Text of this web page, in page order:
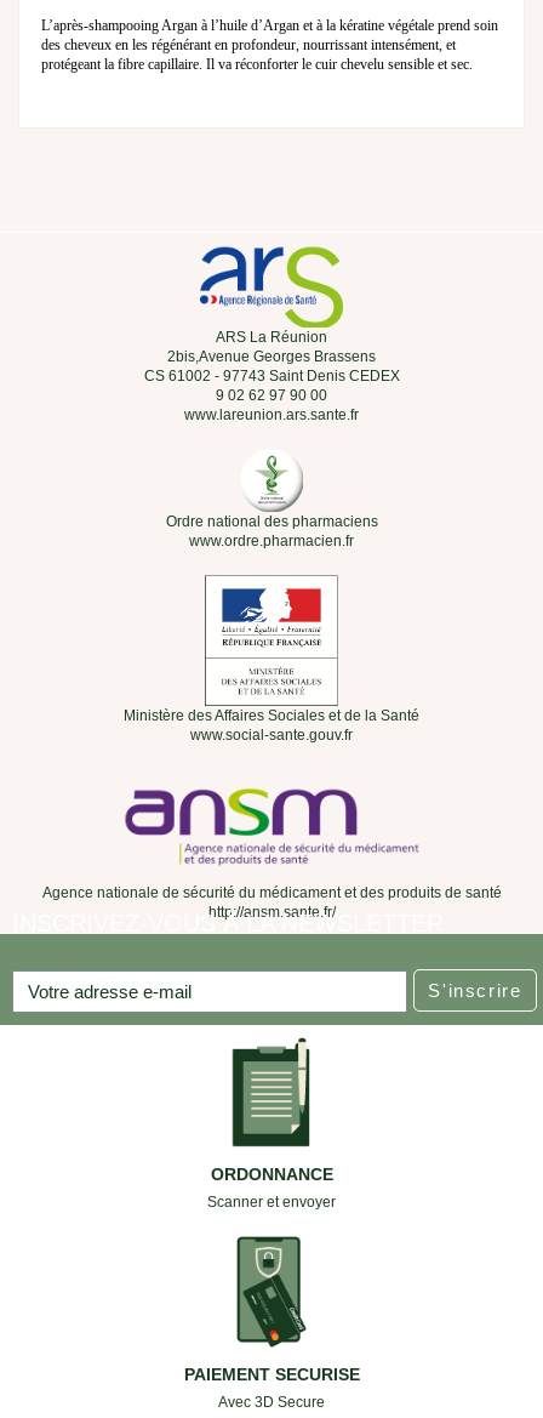
L’après-shampooing Argan à l’huile d’Argan et à la kératine végétale prend soin
des cheveux en les régénérant en profondeur, nourrissant intensément, et
protégeant la fibre capillaire. Il va réconforter le cuir chevelu sensible et sec.
ARS La Réunion
2bis,Avenue Georges Brassens
CS 61002 - 97743 Saint Denis CEDEX
9 02 62 97 90 00
www.lareunion.ars.sante.fr
Ordre national des pharmaciens
www.ordre.pharmacien.fr
Ministère des Affaires Sociales et de la Santé
www.social-sante.gouv.fr
Agence nationale de sécurité du médicament et des produits de santé
http://ansm.sante.fr/
INSCRIVEZ-VOUS À LA NEWSLETTER
S'inscrire
ORDONNANCE
Scanner et envoyer
PAIEMENT SECURISE
Avec 3D Secure